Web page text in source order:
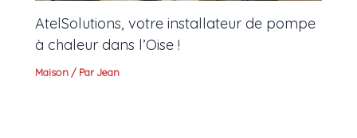
AtelSolutions, votre installateur de pompe
à chaleur dans l’Oise !
Maison / ParJean